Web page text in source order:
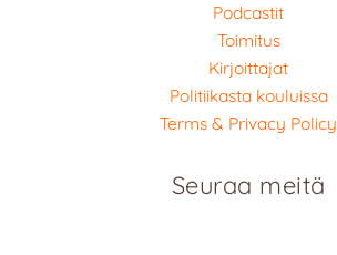
Podcastit
Toimitus
Kirjoittajat
Politiikasta kouluissa
Terms & Privacy Policy
Seuraa meitä